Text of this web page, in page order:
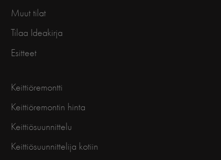
Muut tilat
Tilaa Ideakirja
Esitteet
Keittiöremontti
Keittiöremontin hinta
Keittiösuunnittelu
Keittiösuunnittelija kotiin